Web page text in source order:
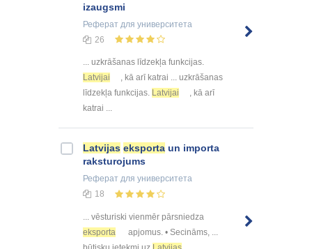
izaugsmi
Реферат для университета
26
... uzkrāšanas līdzekļa funkcijas.
Latvijai
, kā arī katrai ... uzkrāšanas
līdzekļa funkcijas. Latvijai
, kā arī
katrai ...
Latvijas eksporta un importa
raksturojums
Реферат для университета
18
... vēsturiski vienmēr pārsniedza
eksporta
apjomus. • Secināms, ...